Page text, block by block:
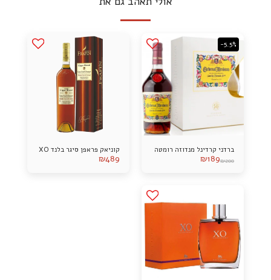
-5.5%
ברדני קרדינל מנדוזה רומטה
₪200
₪189
קוניאק פראפן סיגר בלנד XO
₪489